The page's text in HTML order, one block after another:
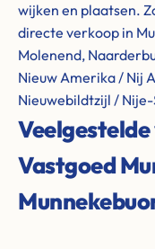
wijken en plaatsen.
directe verkoop in
Molenend,
Nieuw Amerika / Nij
Nieuwebildtzijl / Nije-
Vastgoed